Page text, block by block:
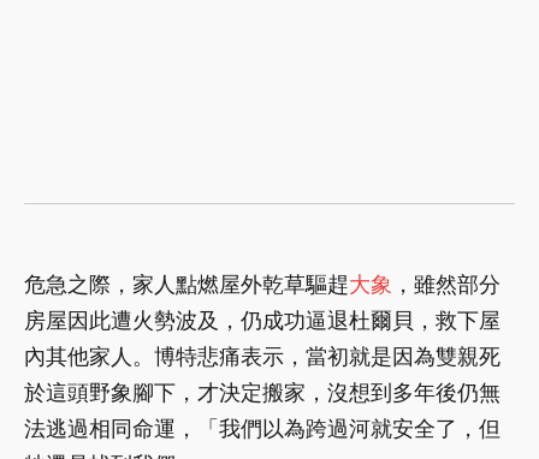
危急之際，家人點燃屋外乾草驅趕大象 ，雖然部分
房屋因此遭火勢波及，仍成功逼退杜爾貝，救下屋
內其他家人。博特悲痛表示，當初就是因為雙親死
於這頭野象腳下，才決定搬家，沒想到多年後仍無
法逃過相同命運，「我們以為跨過河就安全了，但